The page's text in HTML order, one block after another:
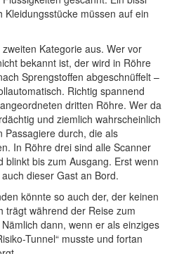
müssen auf ein
Kategorie aus. Wer vor
bekannt ist, der wird in Röhre
Sprengstoffen abgeschnüffelt –
Richtig spannend
dritten Röhre. Wer da
und ziemlich wahrscheinlich
Passagiere durch, die als
In Röhre drei sind alle Scanner
bis zum Ausgang. Erst wenn
dieser Gast an Bord.
könnte so auch der, der keinen
trägt während der Reise zum
dann, wenn er als einziges
Tunnel“ musste und fortan